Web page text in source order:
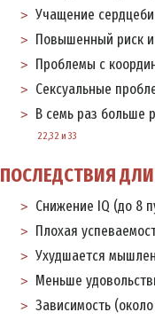
Учащение
Повышенный риск
Проблемы с
Сексуальные
В семь раз больше
22,32 и 33
ПОСЛЕДСТВИЯ
Снижение IQ (до 8
Плохая
Ухудшается
Меньше
Зависимость